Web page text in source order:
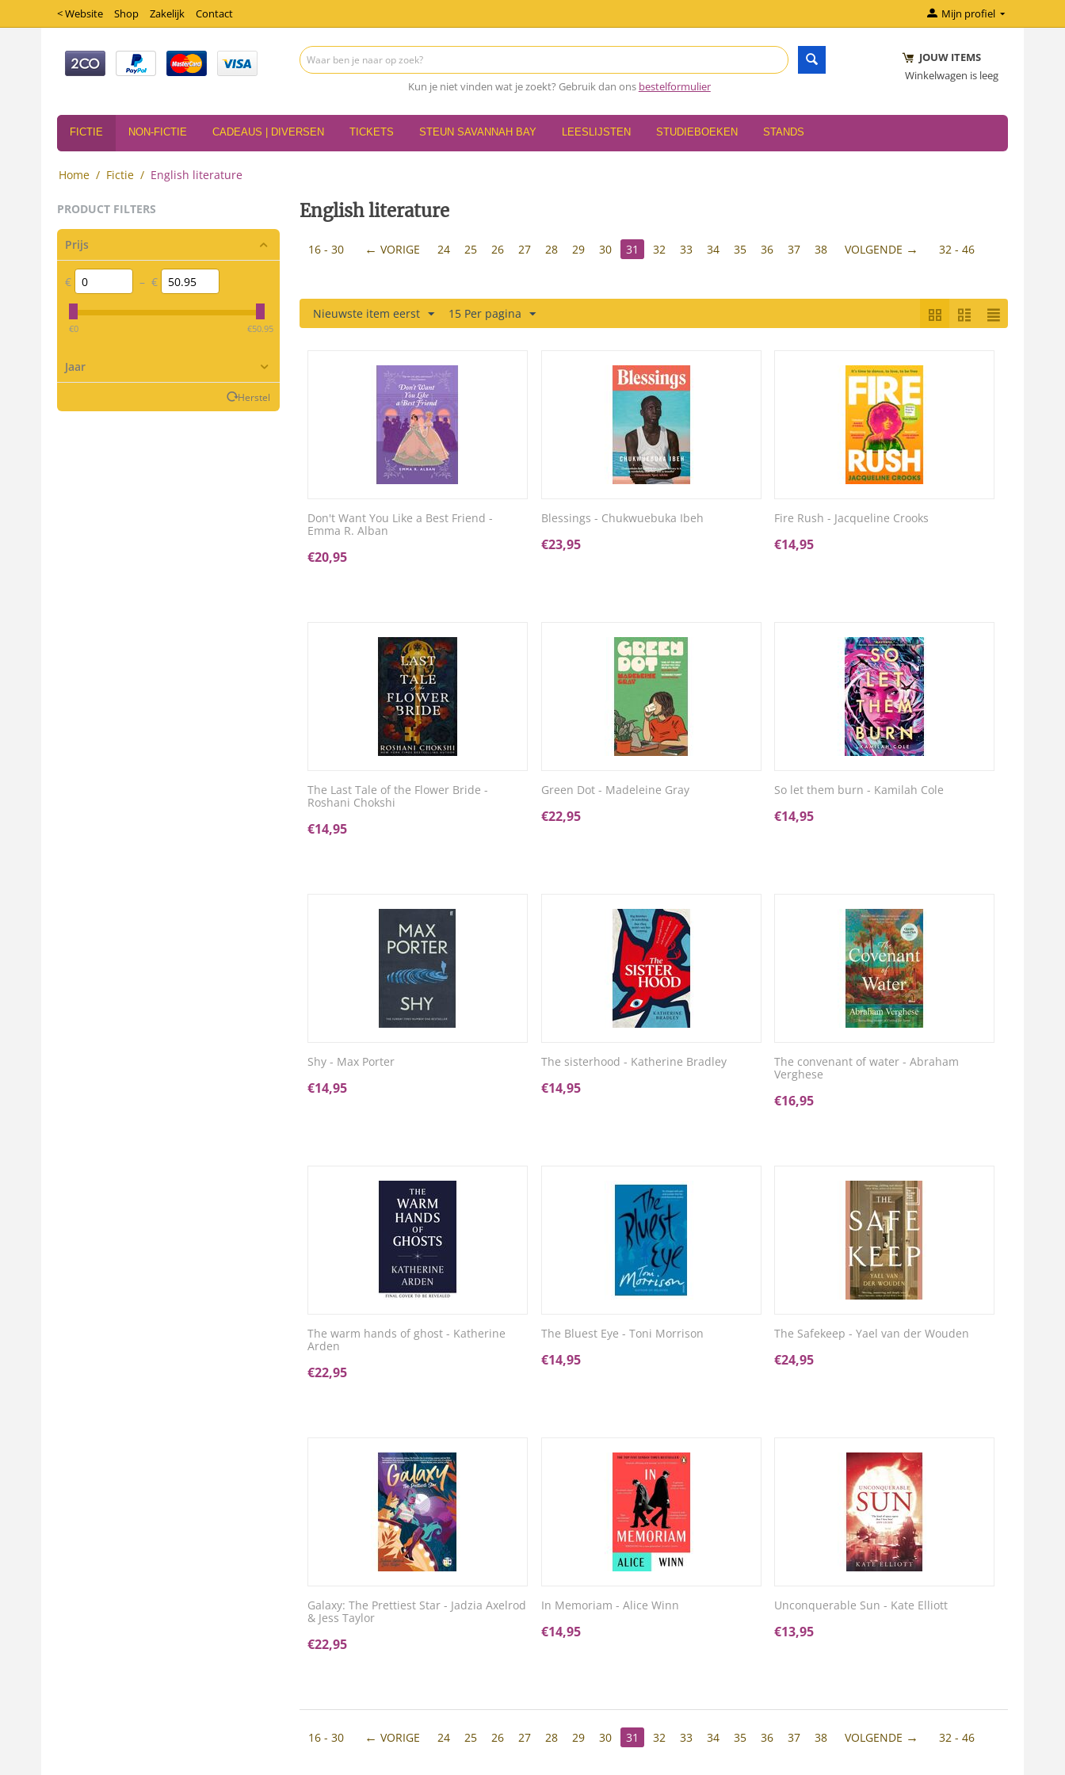
< Website Shop Zakelijk Contact Mijn profiel
Kun je niet vinden wat je zoekt? Gebruik dan ons bestelformulier
JOUW ITEMS
Winkelwagen is leeg
FICTIE NON-FICTIE CADEAUS | DIVERSEN TICKETS STEUN SAVANNAH BAY LEESLIJSTEN STUDIEBOEKEN STANDS
Home / Fictie / English literature
PRODUCT FILTERS
Prijs
€ – €
‎€0 ‎€50.95
Jaar
Herstel
English literature
16 - 30 VORIGE 24 25 26 27 28 29 30 31 32 33 34 35 36 37 38 VOLGENDE 32 - 46
Nieuwste item eerst 15 Per pagina
Don't Want You Like a Best Friend -
Emma R. Alban
€20,95
Blessings - Chukwuebuka Ibeh
€23,95
Fire Rush - Jacqueline Crooks
€14,95
The Last Tale of the Flower Bride -
Roshani Chokshi
€14,95
Green Dot - Madeleine Gray
€22,95
So let them burn - Kamilah Cole
€14,95
Shy - Max Porter
€14,95
The sisterhood - Katherine Bradley
€14,95
The convenant of water - Abraham
Verghese
€16,95
The warm hands of ghost - Katherine
Arden
€22,95
The Bluest Eye - Toni Morrison
€14,95
The Safekeep - Yael van der Wouden
€24,95
Galaxy: The Prettiest Star - Jadzia Axelrod
& Jess Taylor
€22,95
In Memoriam - Alice Winn
€14,95
Unconquerable Sun - Kate Elliott
€13,95
16 - 30 VORIGE 24 25 26 27 28 29 30 31 32 33 34 35 36 37 38 VOLGENDE 32 - 46